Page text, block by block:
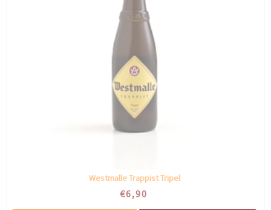
Westmalle Trappist Tripel
€6,90